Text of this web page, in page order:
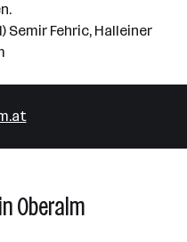
Semir Fehric, Halleiner
Oberalm